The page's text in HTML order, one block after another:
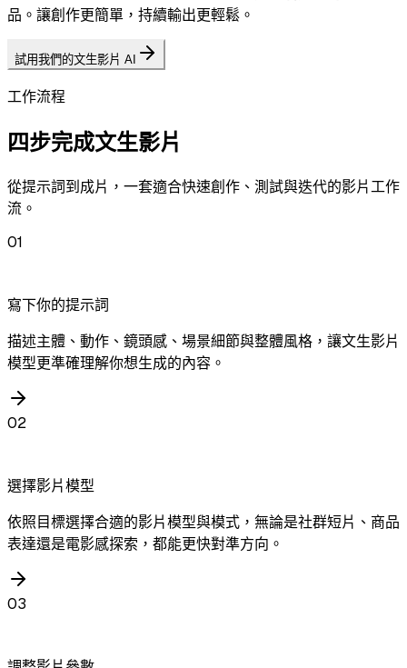
品。讓創作更簡單，持續輸出更輕鬆。
試用我們的文生影片 AI
工作流程
四步完成文生影片
從提示詞到成片，一套適合快速創作、測試與迭代的影片工作
流。
01
寫下你的提示詞
描述主體、動作、鏡頭感、場景細節與整體風格，讓文生影片
模型更準確理解你想生成的內容。
02
選擇影片模型
依照目標選擇合適的影片模型與模式，無論是社群短片、商品
表達還是電影感探索，都能更快對準方向。
03